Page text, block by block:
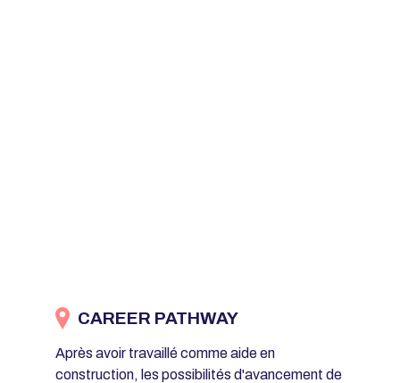
CAREER PATHWAY
Après avoir travaillé comme aide en
construction, les possibilités d'avancement de